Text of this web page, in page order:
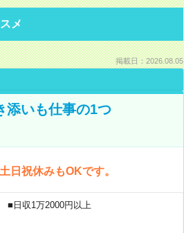
メ
掲載日：2026.08.05
添いも仕事の1つ
祝休みもOKです。
日収1万2000円以上